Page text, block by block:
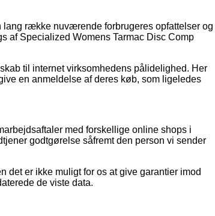
række nuværende forbrugeres opfattelser og
af Specialized Womens Tarmac Disc Comp
til internet virksomhedens pålidelighed. Her
en anmeldelse af deres køb, som ligeledes
med forskellige online shops i
godtgørelse såfremt den person vi sender
det er ikke muligt for os at give garantier imod
de viste data.